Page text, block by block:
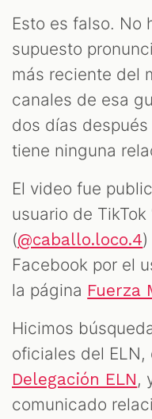
Esto es falso. No
supuesto
más reciente del
canales de esa
dos días
tiene ninguna
El video fue
usuario de TikTok
(@caballo.loco.4
Facebook por el
la página Fuerza
Hicimos
oficiales del ELN,
Delegación ELN,
comunicado